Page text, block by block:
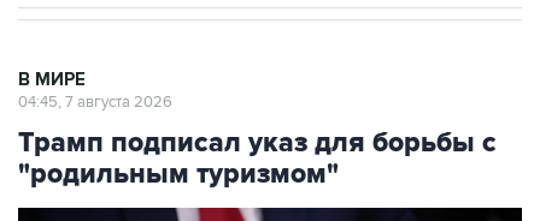
Трамп подписал указ для борьбы с
"родильным туризмом"